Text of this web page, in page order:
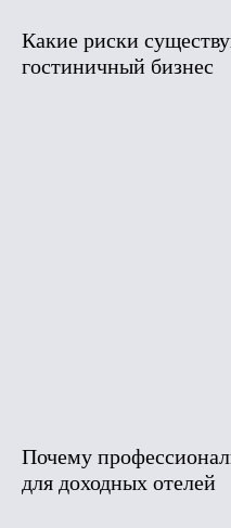
Какие риски
гостиничный бизнес
Почему
для доходных отелей